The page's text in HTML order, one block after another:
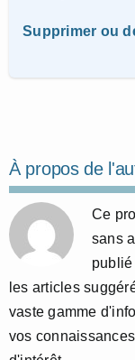
Supprimer ou
À propos de
Ce
sans
les articles
vaste gamme
vos